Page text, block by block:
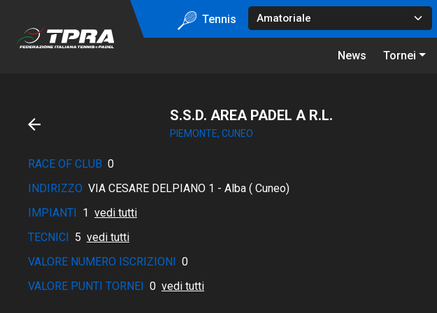
Tennis
News Tornei
S.S.D. AREA PADEL A R.L.
PIEMONTE, CUNEO
RACE OF CLUB 0
INDIRIZZO VIA CESARE DELPIANO 1 - Alba ( Cuneo)
IMPIANTI 1 vedi tutti
TECNICI 5 vedi tutti
VALORE NUMERO ISCRIZIONI 0
VALORE PUNTI TORNEI 0 vedi tutti